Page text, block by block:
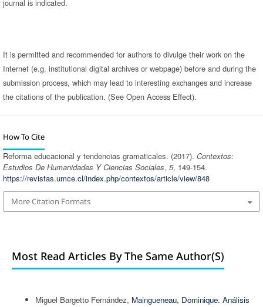
journal is indicated.
It is permitted and recommended for authors to divulge their work on the
Internet (e.g. institutional digital archives or webpage) before and during the
submission process, which may lead to interesting exchanges and increase
the citations of the publication. (See Open Access Effect).
How To Cite
Reforma educacional y tendencias gramaticales. (2017). Contextos:
Estudios De Humanidades Y Ciencias Sociales, 5, 149-154.
https://revistas.umce.cl/index.php/contextos/article/view/848
More Citation Formats
Most Read Articles By The Same Author(s)
Miguel Bargetto Fernández, Maingueneau, Dominique. Análisis